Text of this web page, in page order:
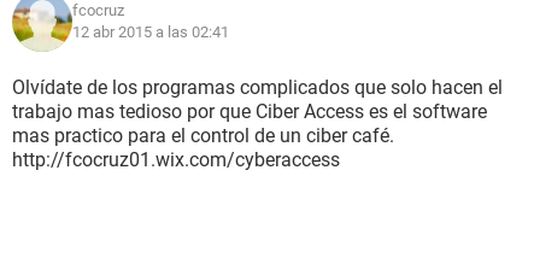
fcocruz
12 abr 2015 a las 02:41
Olvídate de los programas complicados que solo hacen el
trabajo mas tedioso por que Ciber Access es el software
mas practico para el control de un ciber café.
http://fcocruz01.wix.com/cyberaccess